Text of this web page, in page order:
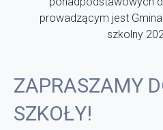
prowadzącym jest
szkolny
ZAPRASZAMY
SZKOŁY!